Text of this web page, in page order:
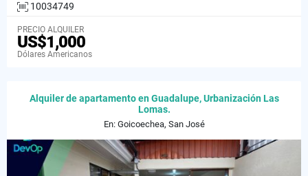
10034749
PRECIO ALQUILER
US$1,000
Dólares Americanos
Alquiler de apartamento en Guadalupe, Urbanización Las
Lomas.
En: Goicoechea, San José